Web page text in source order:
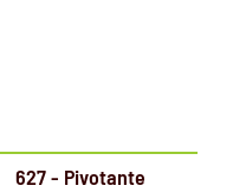
627 - Pivotante